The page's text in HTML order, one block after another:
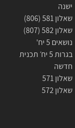
ישנה
שאלון 581 (806)
שאלון 582 (807)
נושאים 5 יח'
בגרות 5 יח׳ תכנית
חדשה
שאלון 571
שאלון 572